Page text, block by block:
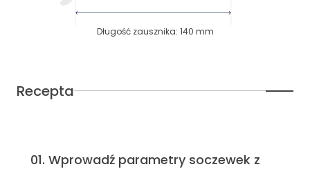
Długość zausznika: 140 mm
Recepta
01. Wprowadź parametry soczewek z